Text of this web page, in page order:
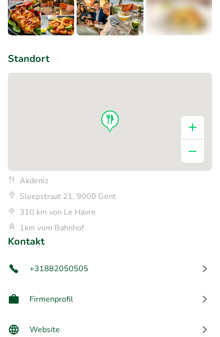
Standort
Akdeniz
Sleepstraat 21, 9000 Gent
310 km von Le Havre
1km vom Bahnhof
Kontakt
+31882050505
Firmenprofil
Website